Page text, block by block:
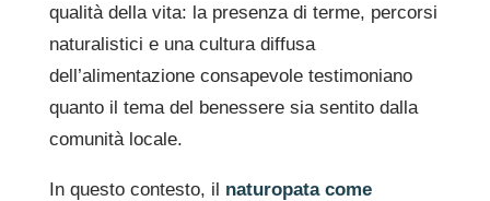
qualità della vita: la presenza di terme, percorsi
naturalistici e una cultura diffusa
dell’alimentazione consapevole testimoniano
quanto il tema del benessere sia sentito dalla
comunità locale.
In questo contesto, il naturopata come